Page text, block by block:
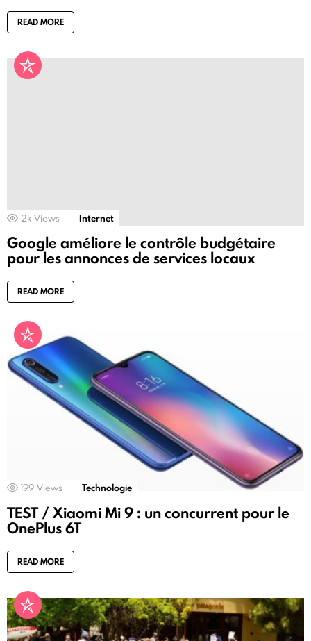
READ MORE
2k Views Internet
Google améliore le contrôle budgétaire
pour les annonces de services locaux
READ MORE
199 Views Technologie
TEST / Xiaomi Mi 9 : un concurrent pour le
OnePlus 6T
READ MORE